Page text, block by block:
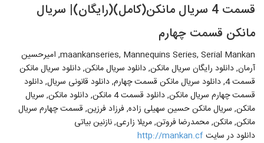
قسمت 4 سریال مانکن(کامل)(رایگان)| سریال
مانکن قسمت چهارم
maankanseries, Mannequins Series, Serial Mankan, امیرحسین
آرمان, دانلود رایگان سریال مانکن, دانلود سریال مانکن, دانلود سریال مانکن
قسمت 4, دانلود سریال مانکن قسمت چهارم, دانلود قانونی سریال, دانلود
قسمت چهارم سریال مانکن, دانلود قسمت 4 مانکن, دانلود مانکن, سریال
مانکن, سریال مانکن حسین سهیلی زاده, فرزاد فرزین, قسمت چهارم سریال
مانکن, مانکن, محمدرضا فروتن, مریلا زارعی, نازنین بیاتی
دانلود در سایتhttp://mankan.cf